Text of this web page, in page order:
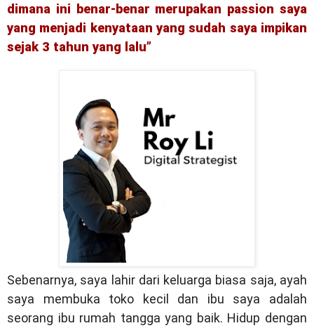
dimana ini benar-benar merupakan passion saya
yang menjadi kenyataan yang sudah saya impikan
sejak 3 tahun yang lalu”
Sebenarnya, saya lahir dari keluarga biasa saja, ayah
saya membuka toko kecil dan ibu saya adalah
seorang ibu rumah tangga yang baik. Hidup dengan